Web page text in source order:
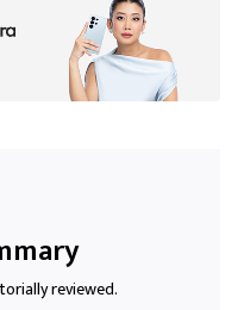
reviewed.